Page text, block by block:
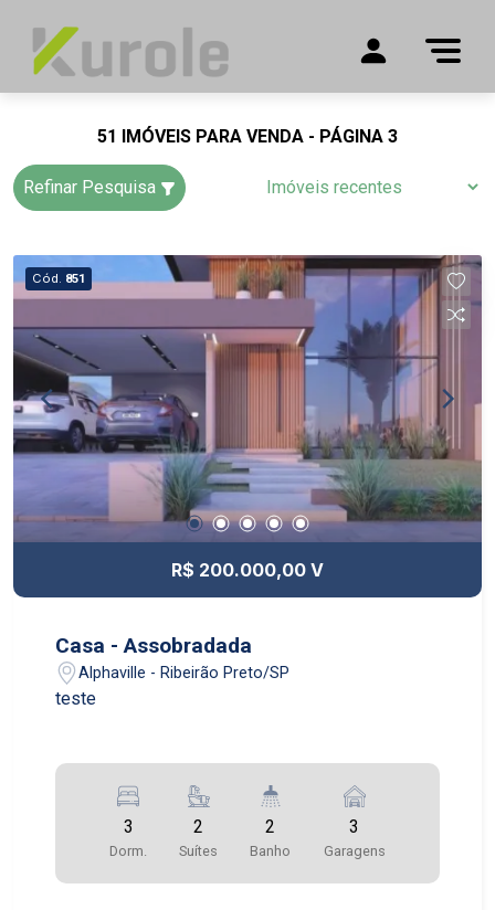
51 IMÓVEIS PARA VENDA - PÁGINA 3
Refinar Pesquisa
Cód. 851
R$ 200.000,00 V
Casa - Assobradada
Alphaville - Ribeirão Preto/SP
teste
3
Dorm.
2
Suítes
2
Banho
3
Garagens